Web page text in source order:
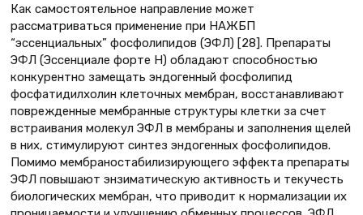
Как самостоятельное направление может
рассматриваться применение при НАЖБП
“эссенциальных” фосфолипидов (ЭФЛ) [28]. Препараты
ЭФЛ (Эссенциале форте Н) обладают способностью
конкурентно замещать эндогенный фосфолипид
фосфатидилхолин клеточных мембран, восстанавливают
поврежденные мембранные структуры клетки за счет
встраивания молекул ЭФЛ в мембраны и заполнения щелей
в них, стимулируют синтез эндогенных фосфолипидов.
Помимо мембраностабилизирующего эффекта препараты
ЭФЛ повышают энзиматическую активность и текучесть
биологических мембран, что приводит к нормализации их